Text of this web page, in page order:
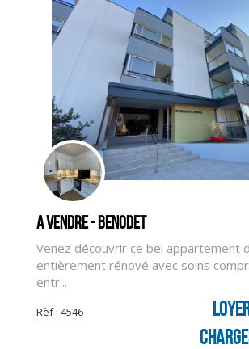
A vendre - BENODET
Venez découvrir ce bel appartement
entièrement rénové avec soins
entr...
Rèf : 4546